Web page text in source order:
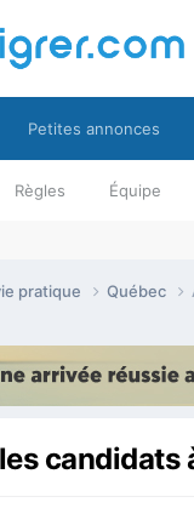
Règles Équipe
Petites annonces
pratique Québec
candidats